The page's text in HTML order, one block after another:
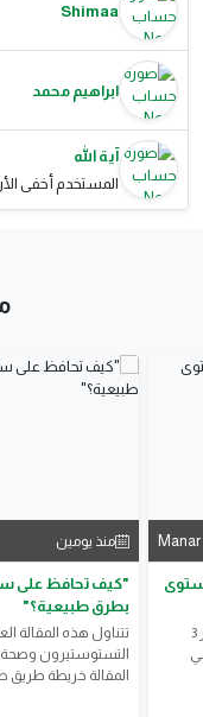
Shimaa
ابراهيم محمد
آية الله
المستخدم أخفى
> هل سكرك مضبوط فعلا؟ تحليل واحد بيكشفلك سكر اخر 3
منذ يومين
"كيف تحافظ على
بطرق طبيعية؟"
تتناول هذه المقالة
التستوستيرون وصحة
المقالة خريطة طريق